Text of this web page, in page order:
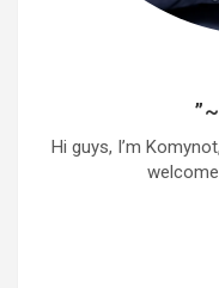
Hi guys, I’m